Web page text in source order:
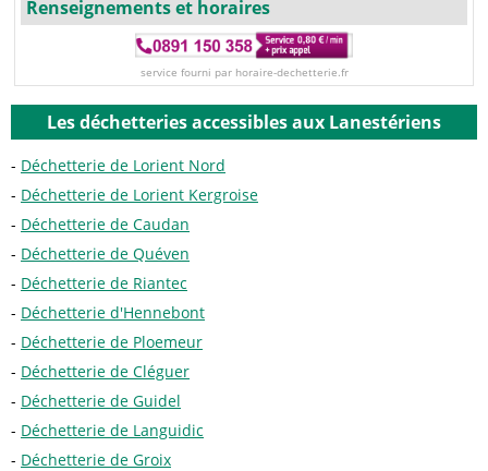
Renseignements et horaires
service fourni par horaire-dechetterie.fr
Les déchetteries accessibles aux Lanestériens
Déchetterie de Lorient Nord
Déchetterie de Lorient Kergroise
Déchetterie de Caudan
Déchetterie de Quéven
Déchetterie de Riantec
Déchetterie d'Hennebont
Déchetterie de Ploemeur
Déchetterie de Cléguer
Déchetterie de Guidel
Déchetterie de Languidic
Déchetterie de Groix